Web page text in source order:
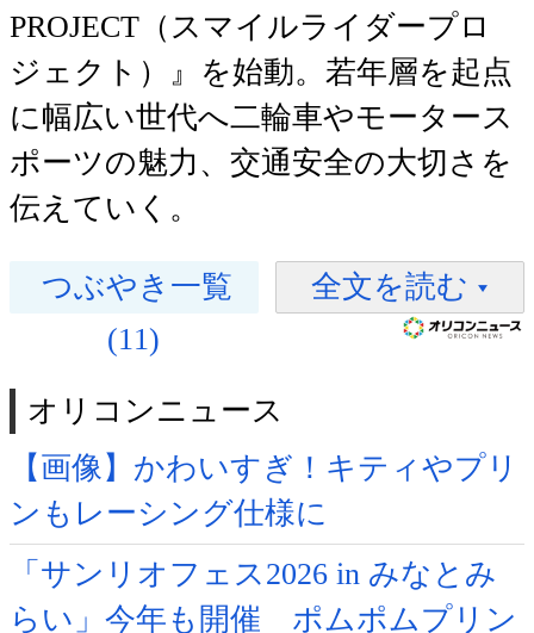
PROJECT（スマイルライダープロ
ジェクト）』を始動。若年層を起点
に幅広い世代へ二輪車やモータース
ポーツの魅力、交通安全の大切さを
伝えていく。
つぶやき一覧
(11)
全文を読む
オリコンニュース
【画像】かわいすぎ！キティやプリ
ンもレーシング仕様に
「サンリオフェス2026 in みなとみ
らい」今年も開催 ポムポムプリン